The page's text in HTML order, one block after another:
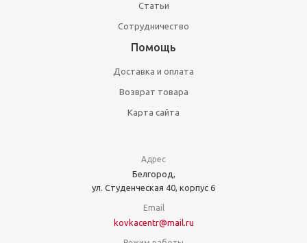
Статьи
Сотрудничество
Помощь
Доставка и оплата
Возврат товара
Карта сайта
Адрес
Белгород,
ул. Студенческая 40, корпус 6
Email
kovkacentr@mail.ru